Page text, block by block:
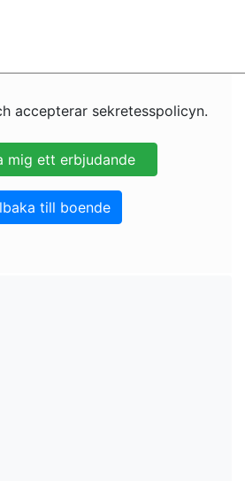
accepterar sekretesspolicyn.
till boende